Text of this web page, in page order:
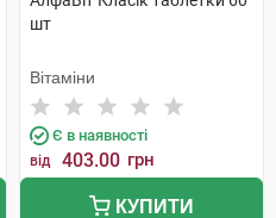
шт
Вітаміни
Є в наявності
від 403.00 грн
КУПИТИ